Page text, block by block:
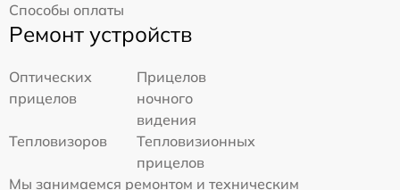
Способы оплаты
Ремонт устройств
Оптических
прицелов
Прицелов
ночного
видения
Тепловизоров
Тепловизионных
прицелов
Мы занимаемся ремонтом и техническим